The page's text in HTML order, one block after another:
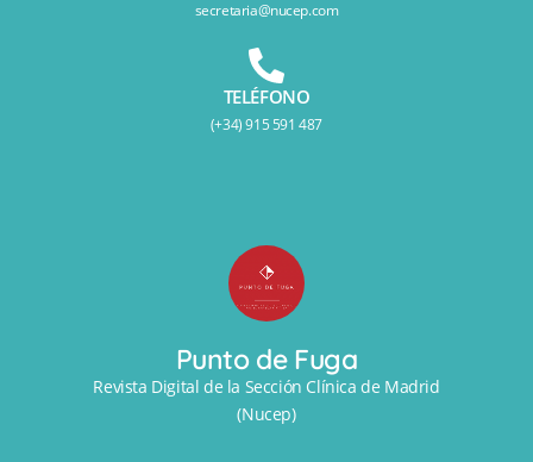
secretaria@nucep.com
TELÉFONO
(+34) 915 591 487
Punto de Fuga
Revista Digital de la Sección Clínica de Madrid
(Nucep)